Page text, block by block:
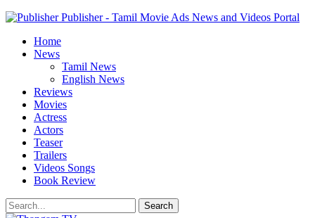
Publisher - Tamil Movie Ads News and Videos Portal
Home
News
Tamil News
English News
Reviews
Movies
Actress
Actors
Teaser
Trailers
Videos Songs
Book Review